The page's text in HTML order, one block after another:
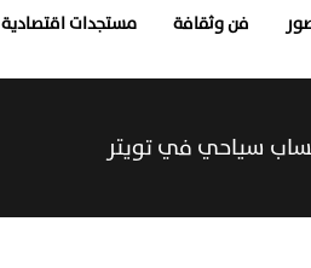
فن وثقافة مستجدات اقتصادية
سياحي في تويتر